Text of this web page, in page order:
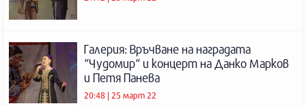
Галерия: Връчване на наградата
“Чудомир“ и концерт на Данко Марков
и Петя Панева
20:48 | 25 март 22